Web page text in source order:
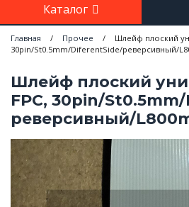
Каталог
Главная / Прочее /
Шлейф плоский
30pin/St0.5mm/DiferentSide/реверсивный/
Шлейф плоский
FPC, 30pin/
реверсивный/